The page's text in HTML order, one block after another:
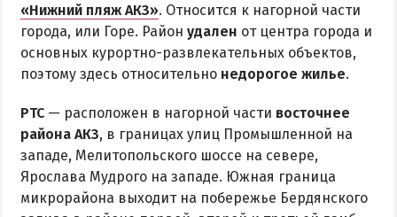
«Нижний пляж АКЗ». Относится к нагорной части
города, или Горе. Район удален от центра города и
основных курортно-развлекательных объектов,
поэтому здесь относительно недорогое жилье.
РТС — расположен в нагорной части восточнее
района АКЗ, в границах улиц Промышленной на
западе, Мелитопольского шоссе на севере,
Ярослава Мудрого на западе. Южная граница
микрорайона выходит на побережье Бердянского